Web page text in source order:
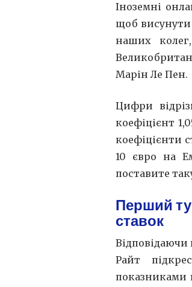
Іноземні
щоб
наших
Марін Ле Пен.
Цифри
коефіцієнт
коефіцієнти
10 євро на
поставите
Перший
ставок
Відповідаючи
Райт
показниками